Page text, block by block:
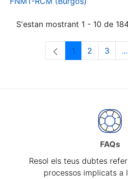
S'estan mostrant 1 - 10 de
Pàgina
1 Pàgina
2 3 ...
FAQs
Resol els teus dubtes
processos implicats a